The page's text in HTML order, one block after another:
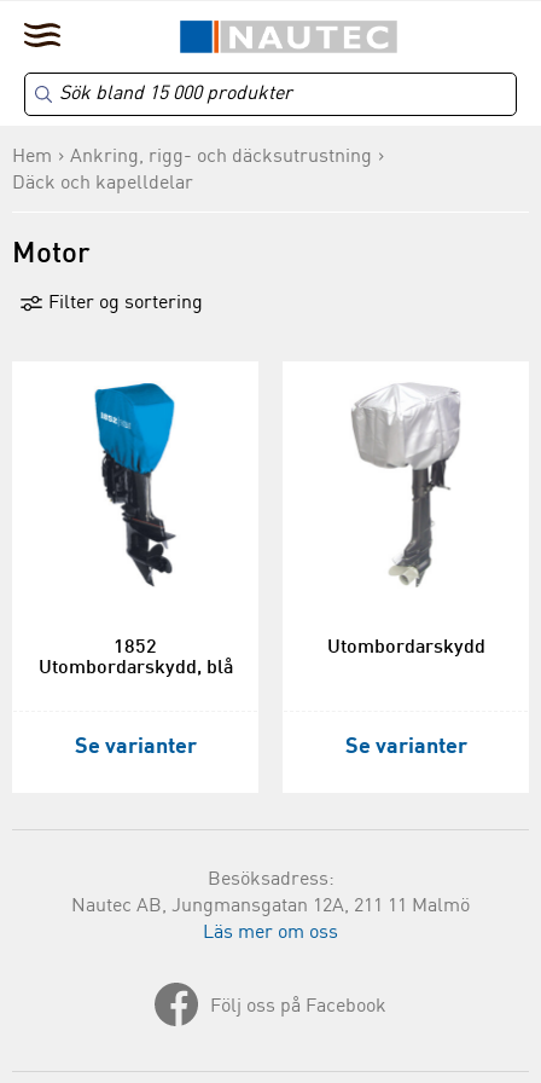
Hem
Ankring, rigg- och däcksutrustning
Däck och kapelldelar
Motor
Filter og sortering
1852
Utombordarskydd, blå
Se varianter
Utombordarskydd
Se varianter
Besöksadress:
Nautec AB, Jungmansgatan 12A, 211 11 Malmö
Läs mer om oss
Följ oss på Facebook